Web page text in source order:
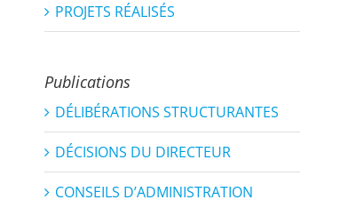
PROJETS RÉALISÉS
Publications
DÉLIBÉRATIONS STRUCTURANTES
DÉCISIONS DU DIRECTEUR
CONSEILS D’ADMINISTRATION